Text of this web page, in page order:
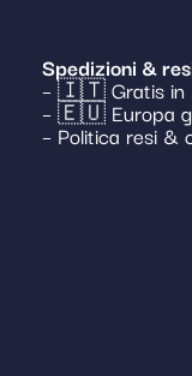
Spedizioni &
– 🇮🇹 Gratis in
– 🇪🇺 Europa
– Politica resi &